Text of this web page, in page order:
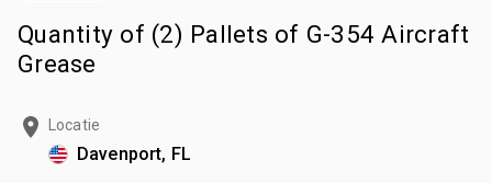
Quantity of (2) Pallets of G-354 Aircraft
Grease
Locatie
Davenport, FL